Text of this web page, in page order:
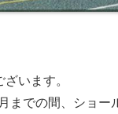
います。
までの間、ショー